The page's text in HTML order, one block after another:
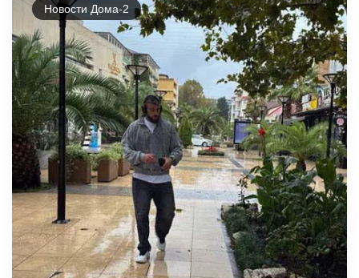
Новости Дома-2